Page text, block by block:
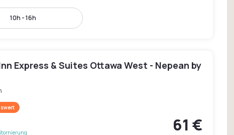
10h - 16h
Express & Suites Ottawa West - Nepean by
61 €